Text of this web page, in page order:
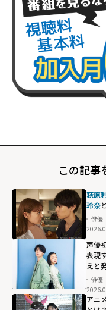
この記事
萩原
玲奈
俳優
声優
表現
えと
俳優
アニ